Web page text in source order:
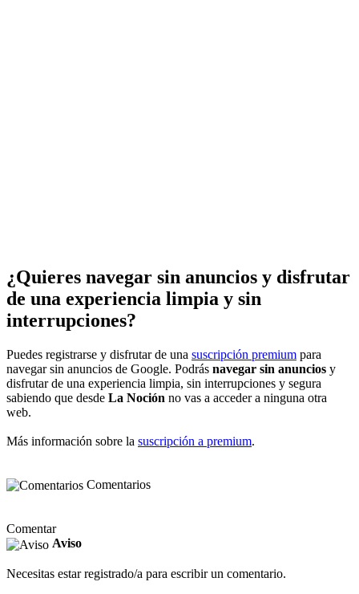
¿Quieres navegar sin anuncios y disfrutar
de una experiencia limpia y sin
interrupciones?
Puedes registrarse y disfrutar de una suscripción premium para
navegar sin anuncios de Google. Podrás navegar sin anuncios y
disfrutar de una experiencia limpia, sin interrupciones y segura
sabiendo que desde La Noción no vas a acceder a ninguna otra
web.
Más información sobre la suscripción a premium.
Comentarios
Comentar
Aviso
Necesitas estar registrado/a para escribir un comentario.